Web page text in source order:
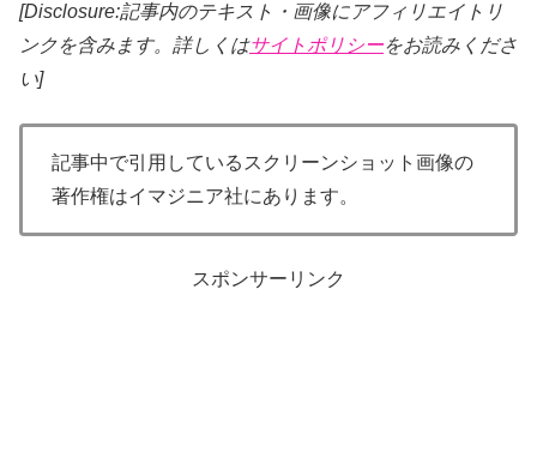
[Disclosure:記事内のテキスト・画像にアフィリエイトリ
ンクを含みます。詳しくはサイトポリシーをお読みくださ
い]
記事中で引用しているスクリーンショット画像の
著作権はイマジニア社にあります。
スポンサーリンク